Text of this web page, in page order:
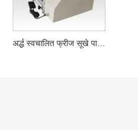
अर्द्ध स्वचालित फ्रीज सूखे पाउडर गोल बोतल लेबलिंग मशीन